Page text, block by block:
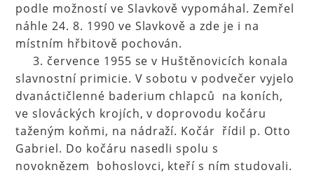
podle možností ve Slavkově vypomáhal. Zemřel
náhle 24. 8. 1990 ve Slavkově a zde je i na
místním hřbitově pochován.
3. července 1955 se v Huštěnovicích konala
slavnostní primicie. V sobotu v podvečer vyjelo
dvanáctičlenné baderium chlapců na koních,
ve slováckých krojích, v doprovodu kočáru
taženým koňmi, na nádraží. Kočár řídil p. Otto
Gabriel. Do kočáru nasedli spolu s
novoknězem bohoslovci, kteří s ním studovali.